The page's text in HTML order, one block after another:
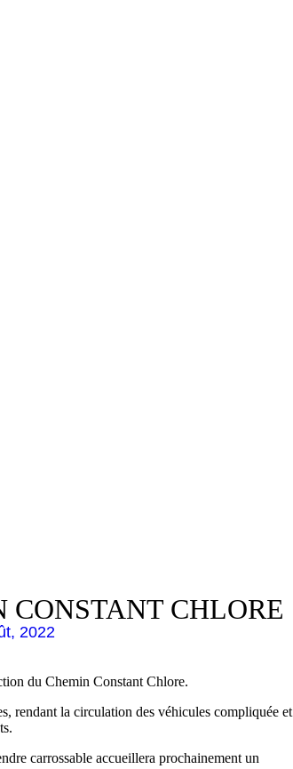
CHLORE
2022
du Chemin Constant Chlore.
rendant la circulation des véhicules compliquée et
carrossable accueillera prochainement un